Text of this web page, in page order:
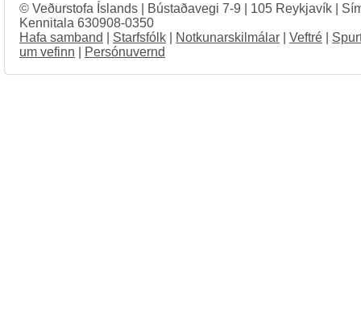
© Veðurstofa Íslands | Bústaðavegi 7-9 | 105 Reykjavík |
Kennitala 630908-0350
Hafa samband
Starfsfólk Notkunarskilmálar Veftré
um vefinn
Persónuvernd